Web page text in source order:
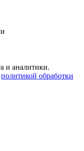
и аналитики.
политикой обработки